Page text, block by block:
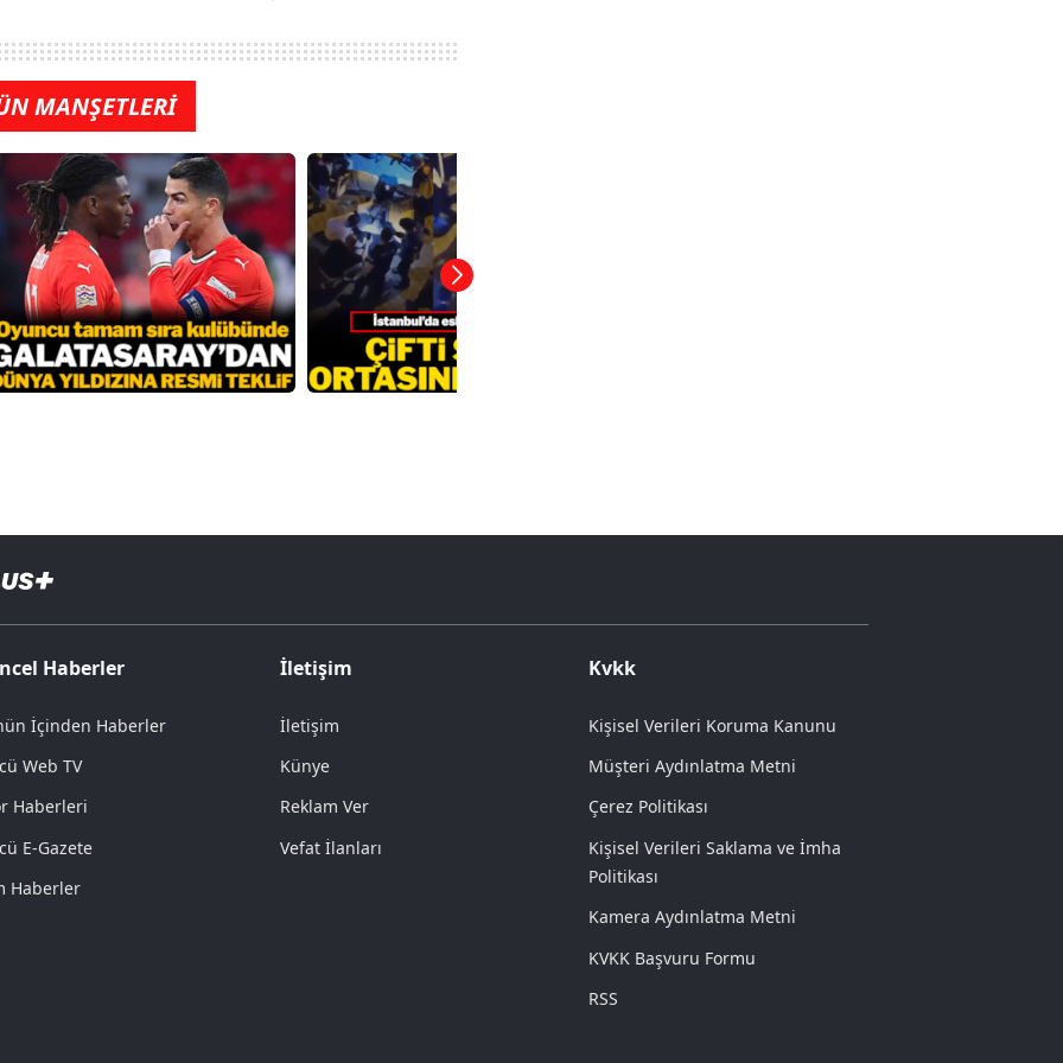
MANŞETLERİ
Haberler
İçinden Haberler
Web TV
Haberleri
E-Gazete
Haberler
İletişim
İletişim
Künye
Reklam Ver
Vefat İlanları
Kvkk
Kişisel Verileri Koruma Kanunu
Müşteri Aydınlatma Metni
Çerez Politikası
Kişisel Verileri Saklama ve İmha
Politikası
Kamera Aydınlatma Metni
KVKK Başvuru Formu
RSS